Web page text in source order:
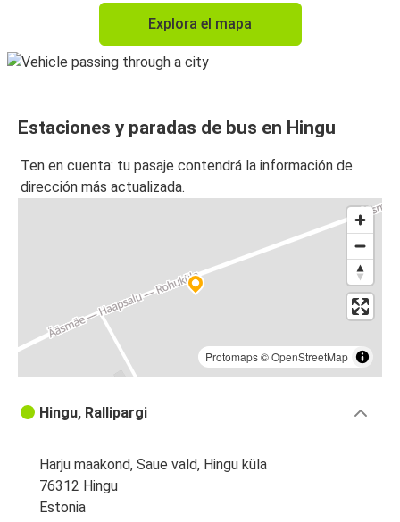
Explora el mapa
Estaciones y paradas de bus en Hingu
Ten en cuenta: tu pasaje contendrá la información de
dirección más actualizada.
Protomaps©OpenStreetMap
Hingu, Rallipargi
Harju maakond, Saue vald, Hingu küla
76312 Hingu
Estonia